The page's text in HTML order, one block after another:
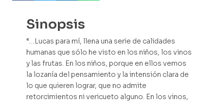
Sinopsis
“…Lucas para mí, llena una serie de calidades
humanas que sólo he visto en los niños, los vinos
y las frutas. En los niños, porque en ellos vemos
la lozanía del pensamiento y la intensión clara de
lo que quieren lograr, que no admite
retorcimientos ni vericueto alguno. En los vinos,